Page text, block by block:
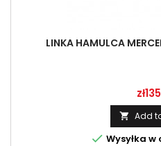
LINKA HAMULCA
Price
 Add
 Wysyłka